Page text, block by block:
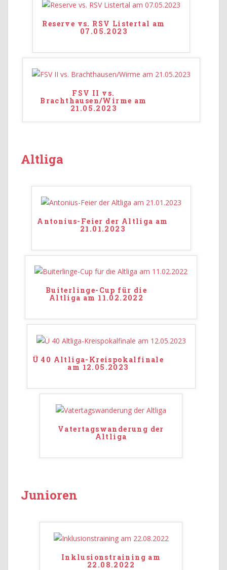
Reserve vs. RSV Listertal am
07.05.2023
FSV II vs.
Brachthausen/Wirme am
21.05.2023
Altliga
Antonius-Feier der Altliga am
21.01.2023
Buiterlinge-Cup für die
Altliga am 11.02.2022
Ü 40 Altliga-Kreispokalfinale
am 12.05.2023
Vatertagswanderung der
Altliga
Junioren
Inklusionstraining am
22.08.2022